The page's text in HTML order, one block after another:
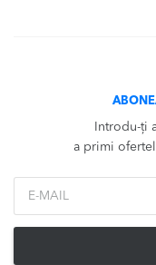
Introdu-ți
a primi